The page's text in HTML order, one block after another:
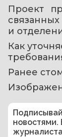
Проект
и
Как
Ранее